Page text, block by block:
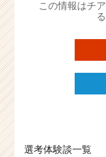
この情報はチ
選考体験談一覧